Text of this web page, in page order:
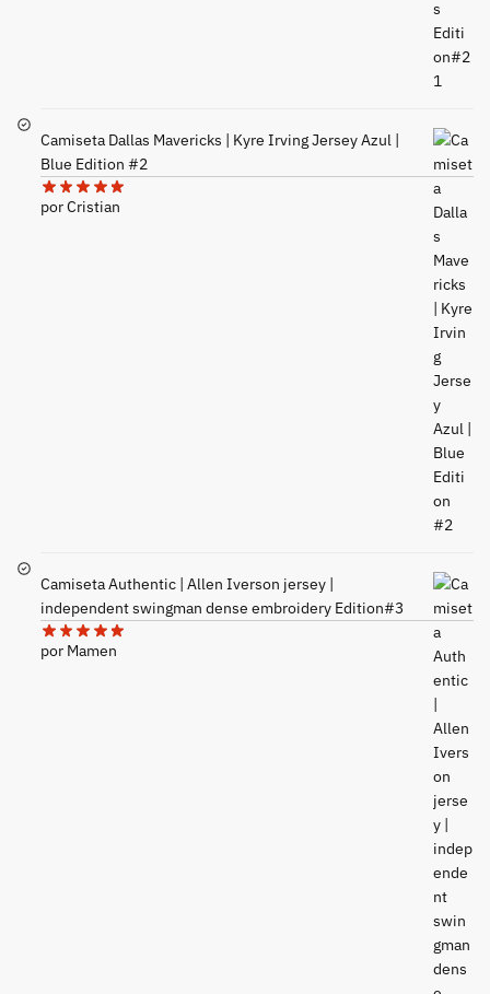
Camiseta Dallas Mavericks | Kyre Irving Jersey Azul |
Blue Edition #2
por Cristian
Camiseta Authentic | Allen Iverson jersey |
independent swingman dense embroidery Edition#3
por Mamen